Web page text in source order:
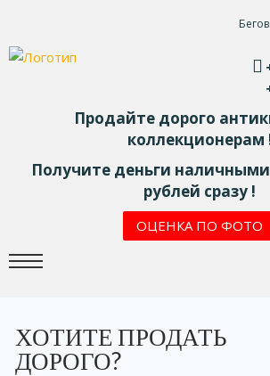
Продайте дорого
коллекционерам
Получите деньги наличными
рублей сразу !
ОЦЕНКА ПО ФОТО
ХОТИТЕ ПРОДАТЬ
ДОРОГО?